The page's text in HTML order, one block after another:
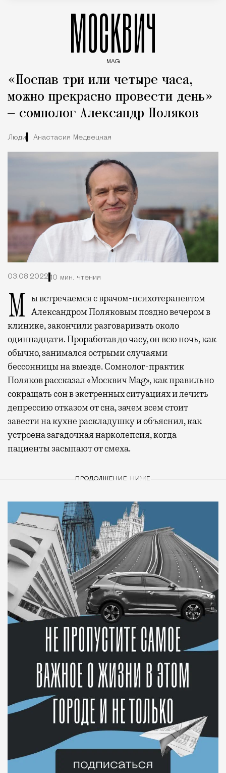
МОСКВИЧ
MAG
«Поспав три или четыре часа,
можно прекрасно провести день»
— сомнолог Александр Поляков
Люди Анастасия Медвецкая
03.08.2022 10 мин. чтения
Мы встречаемся с врачом-психотерапевтом Александром Поляковым поздно вечером в
клинике, закончили разговаривать около
одиннадцати. Проработав до часу, он всю ночь, как
обычно, занимался острыми случаями
бессонницы на выезде. Сомнолог-практик
Поляков рассказал «Москвич Mag», как правильно
сокращать сон в экстренных ситуациях и лечить
депрессию отказом от сна, зачем всем стоит
завести на кухне раскладушку и объяснил, как
устроена загадочная нарколепсия, когда
пациенты засыпают от смеха.
ПРОДОЛЖЕНИЕ НИЖЕ